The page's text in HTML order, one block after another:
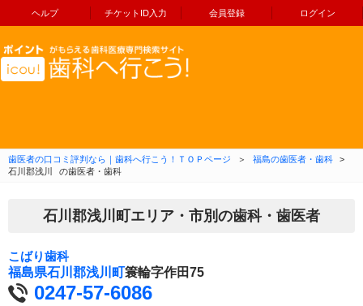
ヘルプ チケットID入力 会員登録 ログイン
コンテンツへ移動
歯医者の口コミ評判なら｜歯科へ行こう！ＴＯＰページ ＞ 福島の歯医者・歯科
>
石川郡浅川
の歯医者・歯科
石川郡浅川町エリア・市別の歯科・歯医者
こばり歯科
福島県石川郡浅川町簑輪字作田75
0247-57-6086